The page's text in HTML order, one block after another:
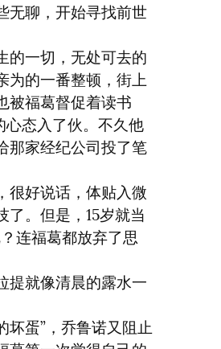
无聊，开始寻找前世
的一切，无处可去的
为的一番整顿，街上
被福葛督促着读书
心态入了伙。不久他
那家经纪公司投了笔
很好说话，体贴入微
。但是，15岁就当
连福葛都放弃了思
提就像清晨的露水一
坏蛋”，乔鲁诺又阻止